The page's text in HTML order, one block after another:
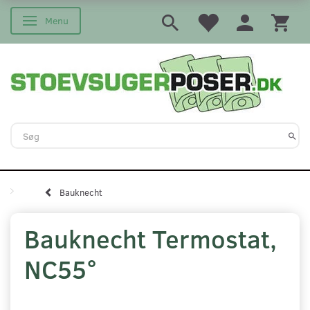
Skifte navigation
Menu
Bauknecht
Bauknecht Termostat,
NC55°